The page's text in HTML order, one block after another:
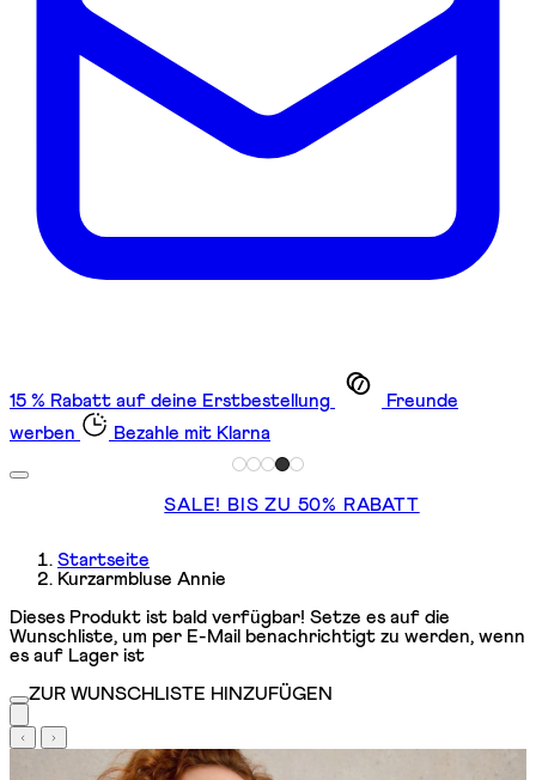
15 % Rabatt auf deine Erstbestellung
Freunde
werben
Bezahle mit Klarna
SALE! BIS ZU 50% RABATT
Startseite
Kurzarmbluse Annie
Dieses Produkt ist bald verfügbar! Setze es auf die
Wunschliste, um per E-Mail benachrichtigt zu werden, wenn
es auf Lager ist
ZUR WUNSCHLISTE HINZUFÜGEN